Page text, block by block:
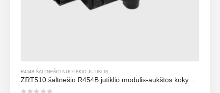
R454B ŠALTNEŠIO NUOTĖKIO JUTIKLIS
ZRT510 šaltnešio R454B jutiklio modulis-aukštos kokybės NDIR šaltnešio jutiklis